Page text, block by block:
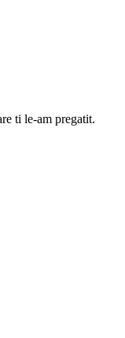
ti le-am pregatit.